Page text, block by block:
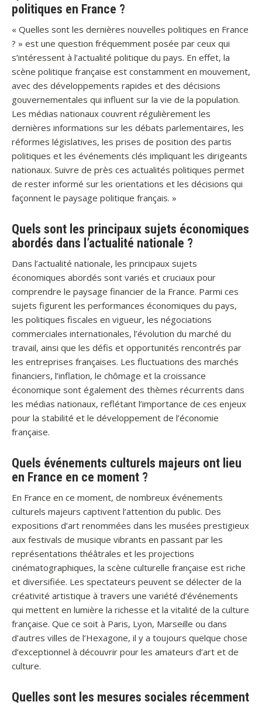
politiques en France ?
« Quelles sont les dernières nouvelles politiques en France
? » est une question fréquemment posée par ceux qui
s’intéressent à l’actualité politique du pays. En effet, la
scène politique française est constamment en mouvement,
avec des développements rapides et des décisions
gouvernementales qui influent sur la vie de la population.
Les médias nationaux couvrent régulièrement les
dernières informations sur les débats parlementaires, les
réformes législatives, les prises de position des partis
politiques et les événements clés impliquant les dirigeants
nationaux. Suivre de près ces actualités politiques permet
de rester informé sur les orientations et les décisions qui
façonnent le paysage politique français. »
Quels sont les principaux sujets économiques
abordés dans l’actualité nationale ?
Dans l’actualité nationale, les principaux sujets
économiques abordés sont variés et cruciaux pour
comprendre le paysage financier de la France. Parmi ces
sujets figurent les performances économiques du pays,
les politiques fiscales en vigueur, les négociations
commerciales internationales, l’évolution du marché du
travail, ainsi que les défis et opportunités rencontrés par
les entreprises françaises. Les fluctuations des marchés
financiers, l’inflation, le chômage et la croissance
économique sont également des thèmes récurrents dans
les médias nationaux, reflétant l’importance de ces enjeux
pour la stabilité et le développement de l’économie
française.
Quels événements culturels majeurs ont lieu
en France en ce moment ?
En France en ce moment, de nombreux événements
culturels majeurs captivent l’attention du public. Des
expositions d’art renommées dans les musées prestigieux
aux festivals de musique vibrants en passant par les
représentations théâtrales et les projections
cinématographiques, la scène culturelle française est riche
et diversifiée. Les spectateurs peuvent se délecter de la
créativité artistique à travers une variété d’événements
qui mettent en lumière la richesse et la vitalité de la culture
française. Que ce soit à Paris, Lyon, Marseille ou dans
d’autres villes de l’Hexagone, il y a toujours quelque chose
d’exceptionnel à découvrir pour les amateurs d’art et de
culture.
Quelles sont les mesures sociales récemment